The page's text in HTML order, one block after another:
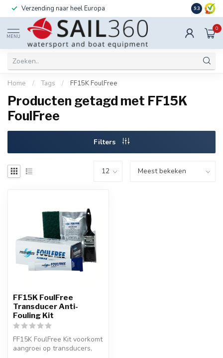
Verzending naar heel Europa Ook
9.3
MENU
0
Home / Tags / FF15K FoulFree
Producten getagd met FF15K
FoulFree
Filters
FF15K FoulFree
Transducer Anti-
Fouling Kit
FF15K FoulFree Kit voorkomt
aangroei op transducers,